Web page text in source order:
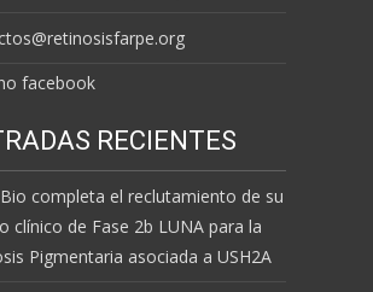
RECIENTES
completa el reclutamiento de su
clínico de Fase 2b LUNA para la
Pigmentaria asociada a USH2A